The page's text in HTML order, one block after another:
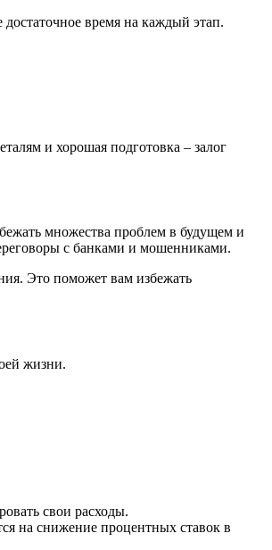
время на каждый этап.
и хорошая подготовка – залог
множества проблем в будущем и
с банками и мошенниками.
Это поможет вам избежать
жизни.
свои расходы.
на снижение процентных ставок в